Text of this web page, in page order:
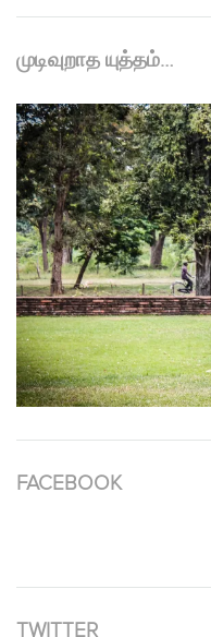
முடிவுறாத யுத்தம்…
FACEBOOK
TWITTER